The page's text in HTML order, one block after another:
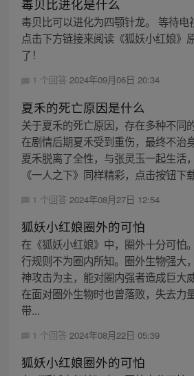
毒贝比进化是什么
毒贝比可以进化为四颚针龙。 等待电
点击下方链接来阅读《狐妖小红娘》
了！
1 个回答 2024年09月06日 20:34
夏禾的死亡原因是什么
关于夏禾的死亡原因，存在多种不同
在剧情后期夏禾受到重伤，最终不治
夏禾脱离了全性，与张灵玉一起生活
《一人之下》同样精彩，点击按钮下
1 个回答 2024年08月27日 12:54
狐妖小红娘圈外的可怕
在《狐妖小红娘》中，圈外十分可怕
行规则不为圈内所知。圈外生物强大
神攻击为主，能对圈内强者造成巨大
在面对圈外生物时也曾落败，失去力
带...
1 个回答 2024年08月22日 05:39
狐妖小红娘圈外的可怕